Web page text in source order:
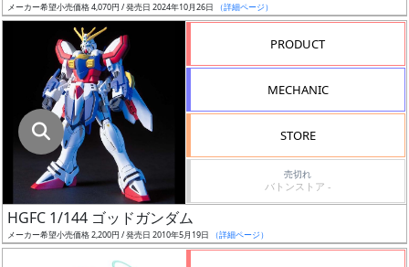
値
ス
ア
メーカー希望小売価格 4,070円 / 発売日 2024年10月26日 （詳細ページ）
PRODUCT
MECHANIC
STORE
売切れ
バトンストア -
HGFC 1/144 ゴッドガンダム
メーカー希望小売価格 2,200円 / 発売日 2010年5月19日 （詳細ページ）